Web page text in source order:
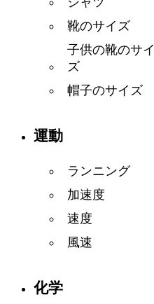
靴のサイズ
子供の靴のサイ
ズ
帽子のサイズ
運動
ランニング
加速度
速度
風速
化学